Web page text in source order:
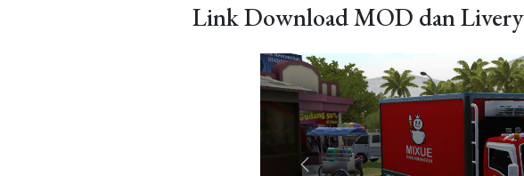
Link Download MOD dan Livery